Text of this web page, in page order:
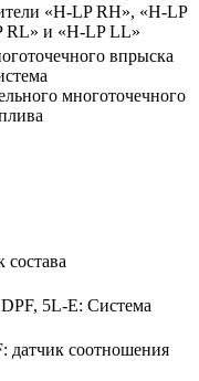
«H-LP RH», «H-LP
RL» и «H-LP LL»
впрыска
многоточечного
5L-E: Система
датчик соотношения